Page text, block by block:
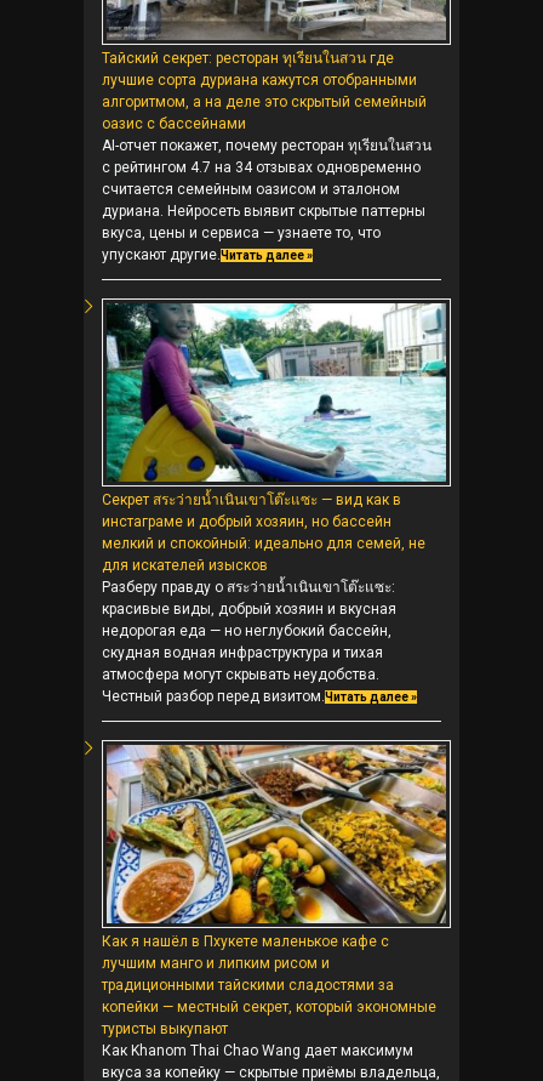
Тайский секрет: ресторан ทุเรียนในสวน где
лучшие сорта дуриана кажутся отобранными
алгоритмом, а на деле это скрытый семейный
оазис с бассейнами
AI-отчет покажет, почему ресторан ทุเรียนในสวน
с рейтингом 4.7 на 34 отзывах одновременно
считается семейным оазисом и эталоном
дуриана. Нейросеть выявит скрытые паттерны
вкуса, цены и сервиса — узнаете то, что
упускают другие.Читать далее »
Секрет สระว่ายน้ำเนินเขาโต๊ะแซะ — вид как в
инстаграме и добрый хозяин, но бассейн
мелкий и спокойный: идеально для семей, не
для искателей изысков
Разберу правду о สระว่ายน้ำเนินเขาโต๊ะแซะ:
красивые виды, добрый хозяин и вкусная
недорогая еда — но неглубокий бассейн,
скудная водная инфраструктура и тихая
атмосфера могут скрывать неудобства.
Честный разбор перед визитом.Читать далее »
Как я нашёл в Пхукете маленькое кафе с
лучшим манго и липким рисом и
традиционными тайскими сладостями за
копейки — местный секрет, который экономные
туристы выкупают
Как Khanom Thai Chao Wang дает максимум
вкуса за копейку — скрытые приёмы владельца,